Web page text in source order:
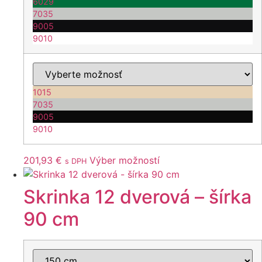
7035
9005
9010
1015
7035
9005
9010
201,93 € s DPH Výber možnostíTento
produkt
viacero
si
Skrinka 12 dverová – šírka
90 cm